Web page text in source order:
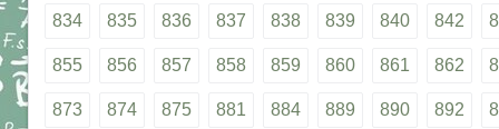
834 835 836 837 838 839 840 842
855 856 857 858 859 860 861 862
873 874 875 881 884 889 890 892